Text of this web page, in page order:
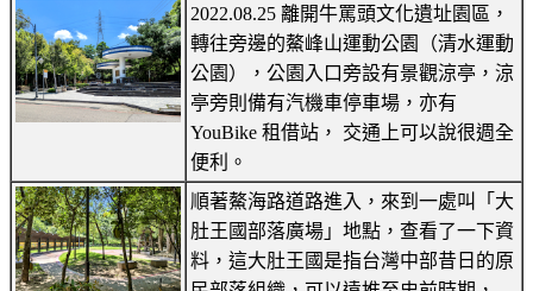
2022.08.25 離開牛罵頭文化遺址園區，
轉往旁邊的鰲峰山運動公園（清水運動
公園），公園入口旁設有景觀涼亭，涼
亭旁則備有汽機車停車場，亦有
YouBike 租借站， 交通上可以說很週全
便利。
順著鰲海路道路進入，來到一處叫「大
肚王國部落廣場」地點，查看了一下資
料，這大肚王國是指台灣中部昔日的原